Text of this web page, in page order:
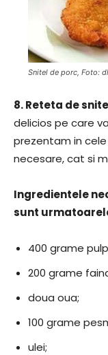
Snitel de porc, Foto:
8.Reteta de
delicios pe care
prezentam in
necesare, cat si
Ingredientele
sunt
400 grame
200 grame
doua oua;
100 grame
ulei;